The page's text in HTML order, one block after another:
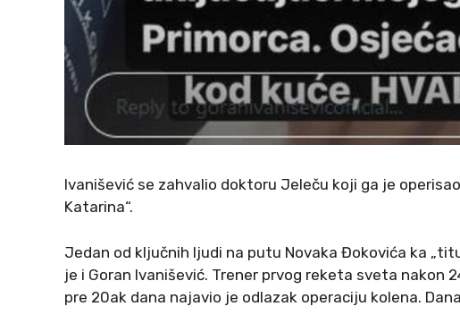
Ivanišević se zahvalio doktoru Jeleču koji ga je
Katarina“.
Jedan od ključnih ljudi na putu Novaka Đokovića ka
je i Goran Ivanišević. Trener prvog reketa sveta nakon
pre 20ak dana najavio je odlazak operaciju kolena.